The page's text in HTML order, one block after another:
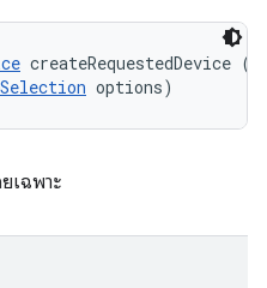
createRequestedDevice (
options)
เฉพาะ